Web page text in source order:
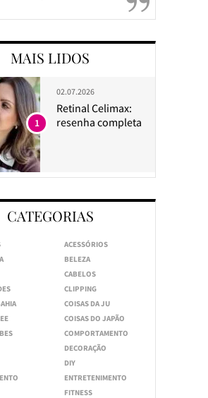
MAIS LIDOS
02.07.2026
Retinal Celimax:
resenha completa
1
CATEGORIAS
ACESSÓRIOS
BELEZA
CABELOS
CLIPPING
COISAS DA JU
COISAS DO JAPÃO
COMPORTAMENTO
DECORAÇÃO
DIY
ENTRETENIMENTO
FITNESS